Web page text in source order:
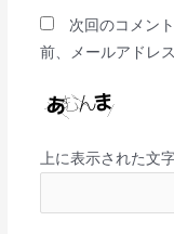
次回のコメン
前、メールアドレ
上に表示された文